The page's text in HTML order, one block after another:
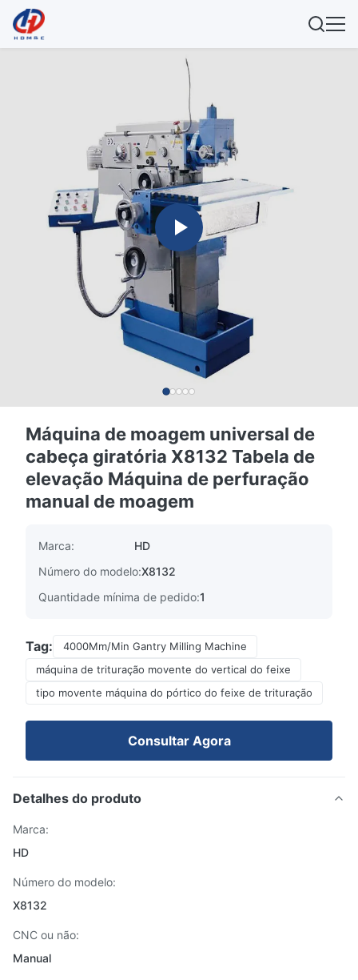
Máquina de moagem universal de
cabeça giratória X8132 Tabela de
elevação Máquina de perfuração
manual de moagem
Marca:
HD
Número do modelo:X8132
Quantidade mínima de pedido:1
Tag:
4000Mm/Min Gantry Milling Machine
máquina de trituração movente do vertical do feixe
tipo movente máquina do pórtico do feixe de trituração
Consultar Agora
Detalhes do produto
Marca:
HD
Número do modelo:
X8132
CNC ou não:
Manual